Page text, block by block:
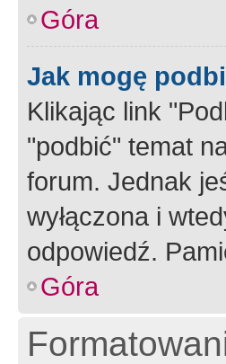
Góra
Jak mogę
Klikając link
"podbić" temat
forum. Jednak
wyłączona i
odpowiedź.
Góra